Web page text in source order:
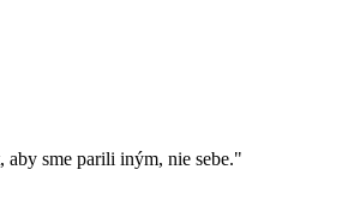
aby sme parili iným, nie sebe."